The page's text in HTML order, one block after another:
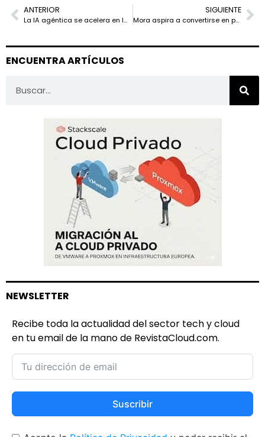
ANTERIOR
La IA agéntica se acelera en la empresa y deja a los CIO sin visibilidad suficiente
SIGUIENTE
Mora aspira a convertirse en polo tecnológico con un centro de datos de 3.000 millones
ENCUENTRA ARTÍCULOS
NEWSLETTER
Recibe toda la actualidad del sector tech y cloud
en tu email de la mano de RevistaCloud.com.
Suscribir